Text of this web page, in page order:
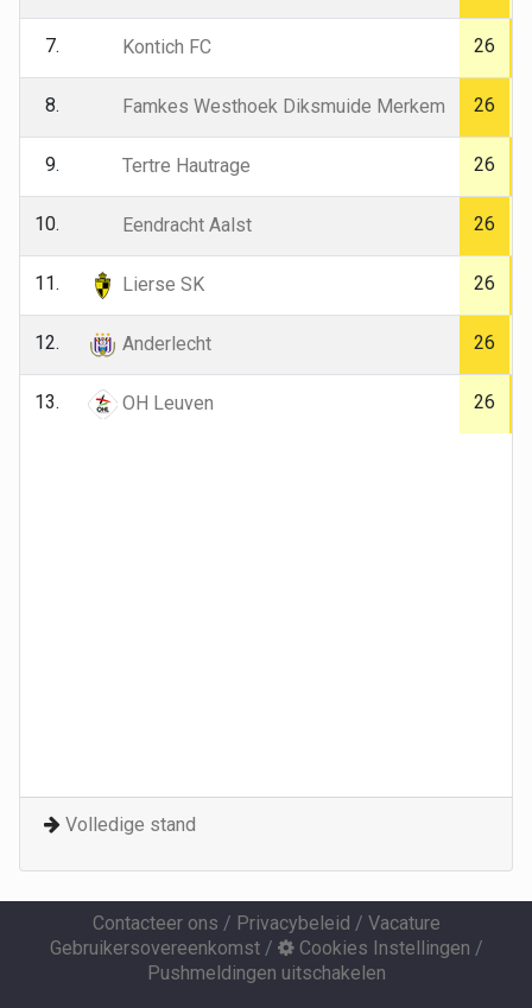
7. Kontich FC 26
8. Famkes Westhoek Diksmuide Merkem 26
9. Tertre Hautrage 26
10. Eendracht Aalst 26
11. Lierse SK 26
12. Anderlecht 26
13. OH Leuven 26
Volledige stand
Contacteer ons / Privacybeleid / Vacature
Gebruikersovereenkomst/ Cookies Instellingen /
Pushmeldingen uitschakelen